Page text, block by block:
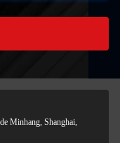
Minhang, Shanghai,